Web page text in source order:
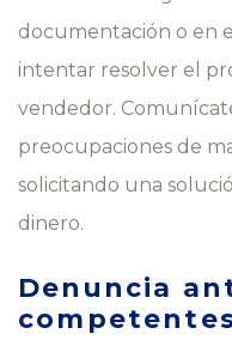
documentación o en
intentar resolver el
vendedor.
preocupaciones de
solicitando una
dinero.
Denuncia